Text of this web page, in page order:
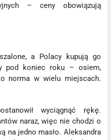
– ceny obowiązują
a Polacy kupują go
pod koniec roku – osiem,
norma w wielu miejscach.
wyciągnąć rękę.
naraz, więc nie chodzi o
na jedno masło. Aleksandra